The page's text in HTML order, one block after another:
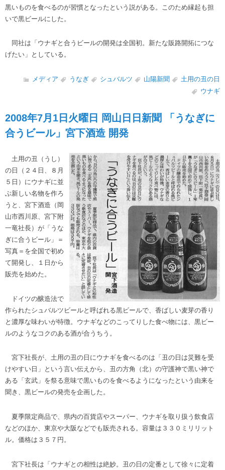
黒いものを食べるのが習慣となったという説がある。このため縁起も担
いで黒ビールにした。
同社は「ウナギと合うビールの開発は全国初。新たな販路開拓につな
げたい」としている。
メディア うなぎ シュバルツ 山陽新聞
土用の丑の日
ウナギ
2008年7月1日火曜日 岡山日日新聞 「うなぎに
合うビール」宮下酒造 開発
土用の丑（うし）
の日（２４日、８月
５日）にウナギに並
ぶ新しい名物を作ろ
うと、宮下酒造（岡
山市西川原、宮下附
一竜社長）が「うな
ぎに合うビール」＝
写真＝を全国で初め
て開発し、１日から
販売を始めた。
ドイツの醸造法で
作られたシュバルツビールと呼ばれる黒ビールで、香ばしい麦芽の香り
と濃厚な味わいが特徴。ウナギなどのこってりした食べ物には、黒ビー
ルのようなコクのある酒が合うちう。
宮下社長が、土用の丑の日にウナギを食べるのは「丑の日は災難を受
けやすい日」という言い伝えから、丑の方角（北）の守護神で黒い神で
ある「玄武」を祭る意味で黒いものを食べるようになったという由来を
聞き、黒ビールの発売を企画した。
夏季限定商品で、県内の百貨店やスーパー、ウナギを取り扱う飲食店
などのほか、東京や大阪などでも販売される。容量は３３０ミリリット
ル。価格は３５７円。
宮下社長は「ウナギとの相性は絶妙。丑の日の定番として徐々に定着